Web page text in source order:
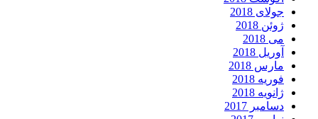
جولای 2018
ژوئن 2018
می 2018
آوریل 2018
مارس 2018
فوریه 2018
ژانویه 2018
دسامبر 2017